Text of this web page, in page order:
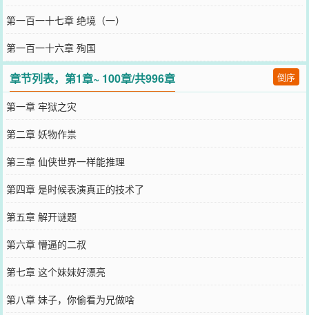
第一百一十七章 绝境（一）
第一百一十六章 殉国
章节列表，第1章~ 100章/共996章 倒序
第一章 牢狱之灾
第二章 妖物作祟
第三章 仙侠世界一样能推理
第四章 是时候表演真正的技术了
第五章 解开谜题
第六章 懵逼的二叔
第七章 这个妹妹好漂亮
第八章 妹子，你偷看为兄做啥